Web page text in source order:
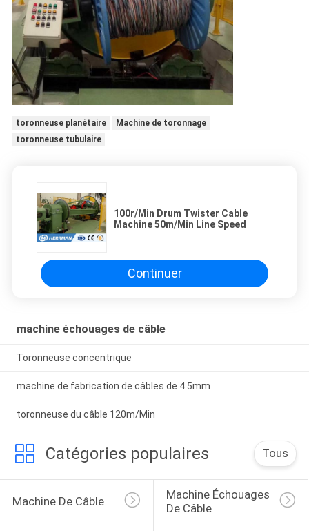
toronneuse planétaire
Machine de toronnage
toronneuse tubulaire
100r/Min Drum Twister Cable
Machine 50m/Min Line Speed
Continuer
machine échouages de câble
Toronneuse concentrique
machine de fabrication de câbles de 4.5mm
toronneuse du câble 120m/Min
Catégories populaires Tous
Machine De Câble
Machine Échouages
De Câble